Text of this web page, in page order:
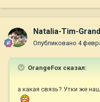
Natalia-Tim-
Опубликовано 4
OrangeFox сказал:
а какая связь? Утки же